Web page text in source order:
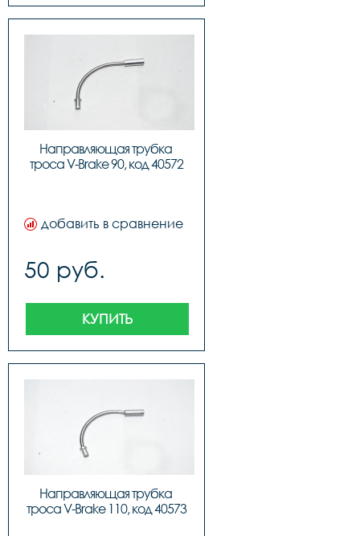
Направляющая трубка
троса V-Brake 90, код 40572
добавить в сравнение
50 руб.
КУПИТЬ
Направляющая трубка
троса V-Brake 110, код 40573